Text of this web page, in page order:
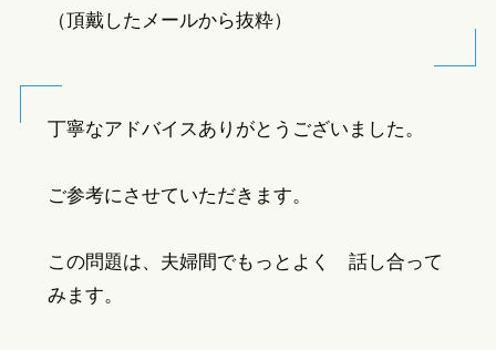
（頂戴したメールから抜粋）
丁寧なアドバイスありがとうございました。
ご参考にさせていただきます。
この問題は、夫婦間でもっとよく 話し合って
みます。